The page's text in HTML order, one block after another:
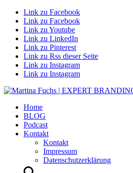
Link zu Facebook
Link zu Facebook
Link zu Youtube
Link zu LinkedIn
Link zu Pinterest
Link zu Rss dieser Seite
Link zu Instagram
Link zu Instagram
Home
BLOG
Podcast
Kontakt
Kontakt
Impressum
Datenschutzerklärung